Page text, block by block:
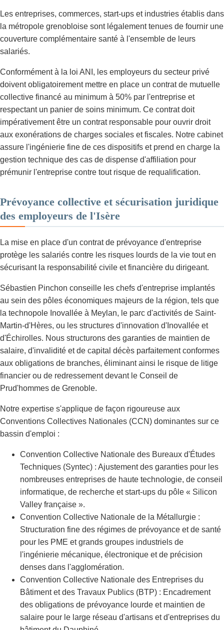
Les entreprises, commerces, start-ups et industries établis dans
la métropole grenobloise sont légalement tenues de fournir une
couverture complémentaire santé à l'ensemble de leurs
salariés.
Conformément à la loi ANI, les employeurs du secteur privé
doivent obligatoirement mettre en place un contrat de mutuelle
collective financé au minimum à 50% par l'entreprise et
respectant un panier de soins minimum. Ce contrat doit
impérativement être un contrat responsable pour ouvrir droit
aux exonérations de charges sociales et fiscales. Notre cabinet
assure l'ingénierie fine de ces dispositifs et prend en charge la
gestion technique des cas de dispense d'affiliation pour
prémunir l'entreprise contre tout risque de requalification.
Prévoyance collective et sécurisation juridique
des employeurs de l'Isère
La mise en place d'un contrat de prévoyance d'entreprise
protège les salariés contre les risques lourds de la vie tout en
sécurisant la responsabilité civile et financière du dirigeant.
Sébastien Pinchon conseille les chefs d'entreprise implantés
au sein des pôles économiques majeurs de la région, tels que
la technopole Inovallée à Meylan, le parc d'activités de Saint-
Martin-d'Hères, ou les structures d'innovation d'Inovallée et
d'Échirolles. Nous structurons des garanties de maintien de
salaire, d'invalidité et de capital décès parfaitement conformes
aux obligations de branches, éliminant ainsi le risque de litige
financier ou de redressement devant le Conseil de
Prud'hommes de Grenoble.
Notre expertise s'applique de façon rigoureuse aux
Conventions Collectives Nationales (CCN) dominantes sur ce
bassin d'emploi :
Convention Collective Nationale des Bureaux d'Études
Techniques (Syntec) : Ajustement des garanties pour les
nombreuses entreprises de haute technologie, de conseil
informatique, de recherche et start-ups du pôle « Silicon
Valley française ».
Convention Collective Nationale de la Métallurgie :
Structuration fine des régimes de prévoyance et de santé
pour les PME et grands groupes industriels de
l'ingénierie mécanique, électronique et de précision
denses dans l'agglomération.
Convention Collective Nationale des Entreprises du
Bâtiment et des Travaux Publics (BTP) : Encadrement
des obligations de prévoyance lourde et maintien de
salaire pour le large réseau d'artisans et d'entreprises du